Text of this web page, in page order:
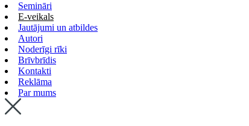
Semināri
E-veikals
Jautājumi un atbildes
Autori
Noderīgi rīki
Brīvbrīdis
Kontakti
Reklāma
Par mums